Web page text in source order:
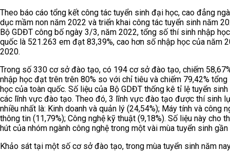
Theo báo cáo tổng kết công tác tuyển sinh đại học, cao đẳng
dục mầm non năm 2022 và triển khai công tác tuyển sinh năm
Bộ GDĐT công bố ngày 3/3, năm 2022, tổng số thí sinh nhập
quốc là 521.263 em đạt 83,39%, cao hơn số nhập học của năm
2020.
Trong số 330 cơ sở đào tạo, có 194 cơ sở đào tạo, chiếm
nhập học đạt trên trên 80% so với chỉ tiêu và chiếm 79,42% tổng
học của toàn quốc. Số liệu của Bộ GDĐT thống kê tỉ lệ tuyển
các lĩnh vực đào tạo. Theo đó, 3 lĩnh vực đào tạo được thí sinh
nhiều nhất là: Kinh doanh và quản lý (24,54%); Máy tính và công
thông tin (11,79%); Công nghệ kỹ thuật (9,18%). Số liệu này cho
hút của nhóm ngành công nghệ trong một vài mùa tuyển sinh gần
Khảo sát tại một số cơ sở đào tạo, trong mùa tuyển sinh năm